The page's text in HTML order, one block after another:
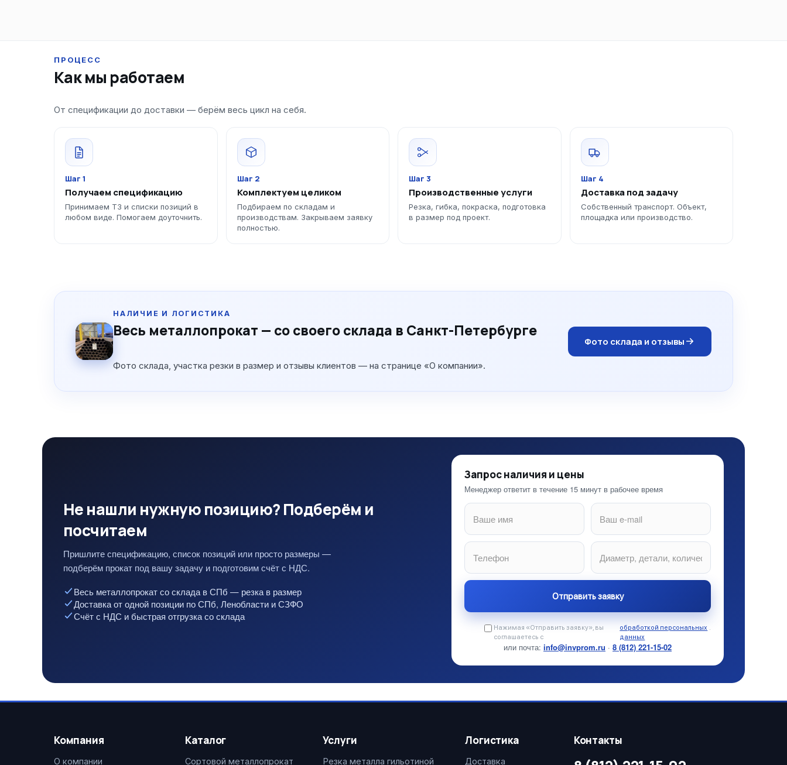
ПРОЦЕСС
Как мы работаем
От спецификации до доставки — берём весь цикл на себя.
Шаг 1
Получаем спецификацию
Принимаем ТЗ и списки позиций в
любом виде. Помогаем доуточнить.
Шаг 2
Комплектуем целиком
Подбираем по складам и
производствам. Закрываем заявку
полностью.
Шаг 3
Производственные услуги
Резка, гибка, покраска, подготовка
в размер под проект.
Шаг 4
Доставка под задачу
Собственный транспорт. Объект,
площадка или производство.
НАЛИЧИЕ И ЛОГИСТИКА
Весь металлопрокат — со своего склада в Санкт-Петербурге
Фото склада, участка резки в размер и отзывы клиентов — на странице «О компании».
Фото склада и отзывы
Не нашли нужную позицию? Подберём и
посчитаем
Пришлите спецификацию, список позиций или просто размеры —
подберём прокат под вашу задачу и подготовим счёт с НДС.
Весь металлопрокат со склада в СПб — резка в размер
Доставка от одной позиции по СПб, Ленобласти и СЗФО
Счёт с НДС и быстрая отгрузка со склада
Запрос наличия и цены
Менеджер ответит в течение 15 минут в рабочее время
Нажимая «Отправить заявку», вы
соглашаетесь с
обработкой персональных
данных
.
или почта:info@invprom.ru ·8 (812) 221-15-02
Компания
О компании
Каталог
Сортовой металлопрокат
Услуги
Резка металла гильотиной
Логистика
Доставка
Контакты